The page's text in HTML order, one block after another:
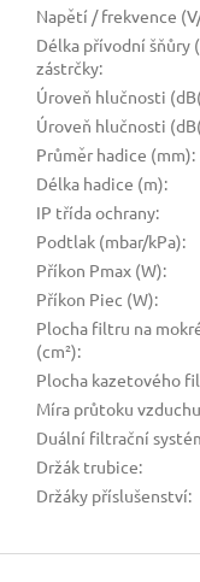
Napětí / frekvence
Délka přívodní šňůry
zástrčky:
Úroveň hlučnosti
Úroveň hlučnosti
Průměr hadice (mm):
Délka hadice (m):
IP třída ochrany:
Podtlak (mbar/kPa):
Příkon Pmax (W):
Příkon Piec (W):
Plocha filtru na
(cm²):
Plocha kazetového
Míra průtoku
Duální filtrační
Držák trubice:
Držáky příslušenství:
Z